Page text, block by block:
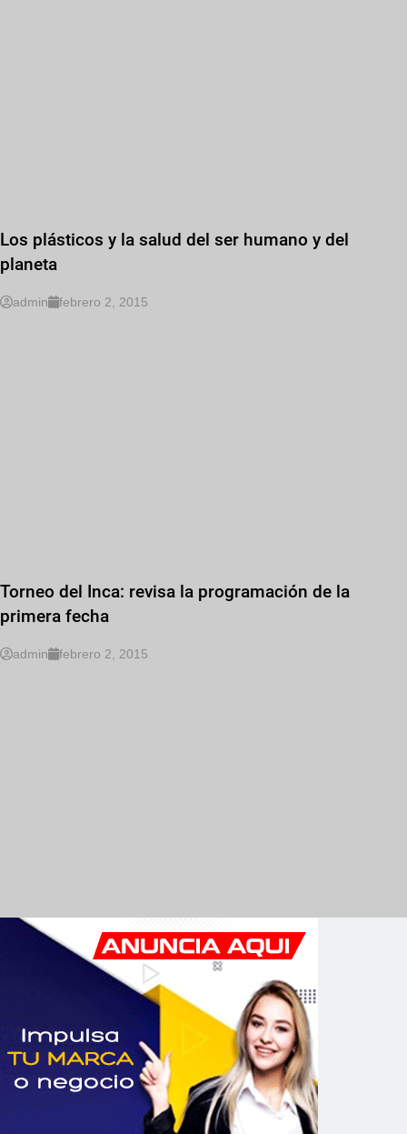
Los plásticos y la salud del ser humano y del
planeta
admin febrero 2, 2015
Torneo del Inca: revisa la programación de la
primera fecha
admin febrero 2, 2015